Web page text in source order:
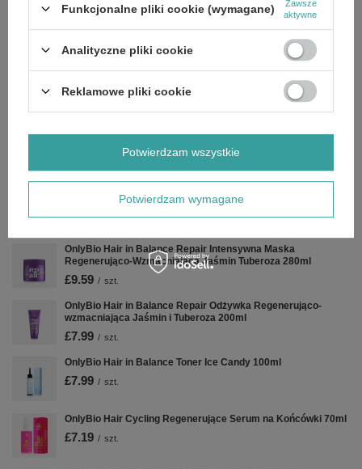
Zobacz również
OnlyBIo Hair Cycling Odżywczy Olejek do Włosów 70ml
£7.19 / szt.
OnlyBio Hair in Balance Toner Piernikowy 100ml
OnlyBio Hair in Balance Blondi Olejek Mroźny do Chłodnych
Blondów 20ml
£2.59
OnlyBio Hair in Balance Repair Intensywna Maska
Regenerująco-Wzmacniająca Jaśmin Tuberoza 280ml
£9.59 / szt.
OnlyBio Hair in Balance Repair Odżywka Regenerująco-
wzmacniająca Jaśmin i Tuberoza 200ml
£7.99 / szt.
OnlyBio Hair in Balance Toner Ice Candy 100ml
£7.99 / szt.
OnlyBio Hair Cycling Regenerujące Serum na Końcówki 70ml
£7.19 / szt.
Funkcjonalne pliki cookie (wymagane)
Zawsze
aktywne
Analityczne pliki cookie
Reklamowe pliki cookie
Potwierdzam wymagane
Potwierdzam wszystkie